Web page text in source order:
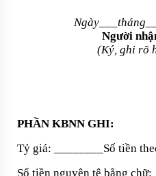
Người
(Ký, ghi rõ
PHẦN KBNN GHI:
Tỷ giá: ________Số tiền
Số tiền nguyên tệ bằng chữ: